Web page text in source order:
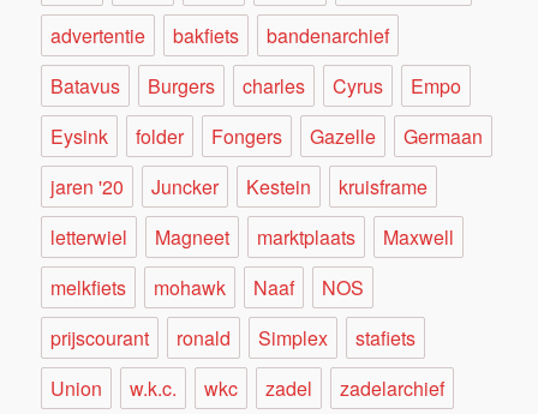
advertentie
bakfiets
bandenarchief
Batavus
Burgers charles Cyrus
Empo
Eysink
folder Fongers Gazelle
Germaan
jaren '20
Juncker Kestein
kruisframe
letterwiel
Magneet marktplaats
Maxwell
melkfiets
mohawk Naaf
NOS
prijscourant
ronald Simplex
stafiets
Union
w.k.c. wkc zadel zadelarchief